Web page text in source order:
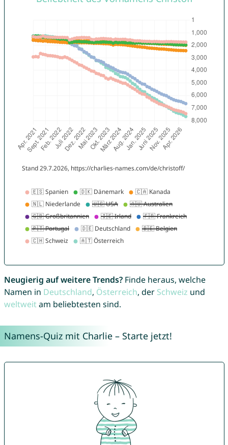
Neugierig auf weitere Trends?Finde heraus, welche
Namen in Deutschland, Österreich, der Schweiz und
weltweitam beliebtesten sind.
Namens-Quiz mit Charlie – Starte jetzt!